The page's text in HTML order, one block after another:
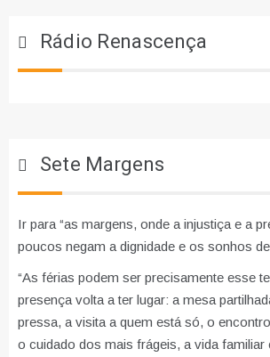
Rádio Renascença
Sete Margens
Ir para “as margens, onde a injustiça e a
poucos negam a dignidade e os sonhos
“As férias podem ser precisamente esse
presença volta a ter lugar: a mesa
pressa, a visita a quem está só, o
o cuidado dos mais frágeis, a vida familiar